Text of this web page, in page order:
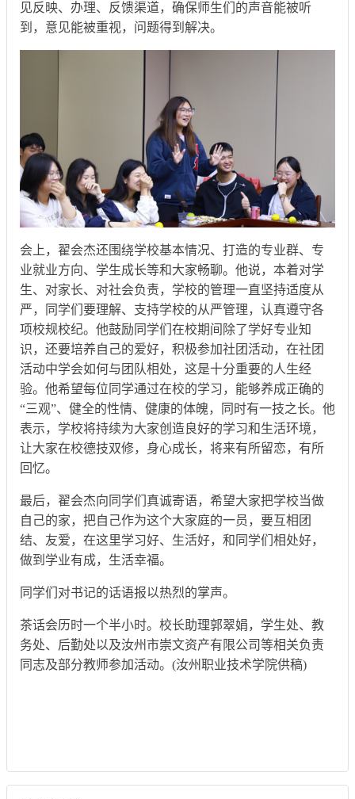
见反映、办理、反馈渠道，确保师生们的声音能被听
到，意见能被重视，问题得到解决。
会上，翟会杰还围绕学校基本情况、打造的专业群、专
业就业方向、学生成长等和大家畅聊。他说，本着对学
生、对家长、对社会负责，学校的管理一直坚持适度从
严，同学们要理解、支持学校的从严管理，认真遵守各
项校规校纪。他鼓励同学们在校期间除了学好专业知
识，还要培养自己的爱好，积极参加社团活动，在社团
活动中学会如何与团队相处，这是十分重要的人生经
验。他希望每位同学通过在校的学习，能够养成正确的
“三观”、健全的性情、健康的体魄，同时有一技之长。他
表示，学校将持续为大家创造良好的学习和生活环境，
让大家在校德技双修，身心成长，将来有所留恋，有所
回忆。
最后，翟会杰向同学们真诚寄语，希望大家把学校当做
自己的家，把自己作为这个大家庭的一员，要互相团
结、友爱，在这里学习好、生活好，和同学们相处好，
做到学业有成，生活幸福。
同学们对书记的话语报以热烈的掌声。
茶话会历时一个半小时。校长助理郭翠娟，学生处、教
务处、后勤处以及汝州市崇文资产有限公司等相关负责
同志及部分教师参加活动。(汝州职业技术学院供稿)